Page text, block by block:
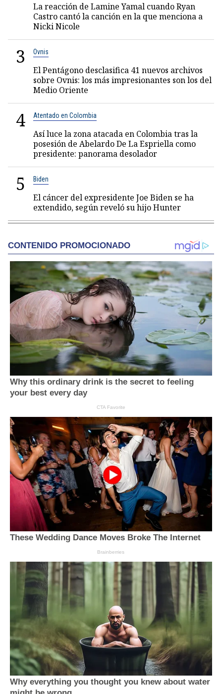
La reacción de Lamine Yamal cuando Ryan
Castro cantó la canción en la que menciona a
Nicki Nicole
3 Ovnis
El Pentágono desclasifica 41 nuevos archivos
sobre Ovnis: los más impresionantes son los del
Medio Oriente
4 Atentado en Colombia
Así luce la zona atacada en Colombia tras la
posesión de Abelardo De La Espriella como
presidente: panorama desolador
5 Biden
El cáncer del expresidente Joe Biden se ha
extendido, según reveló su hijo Hunter